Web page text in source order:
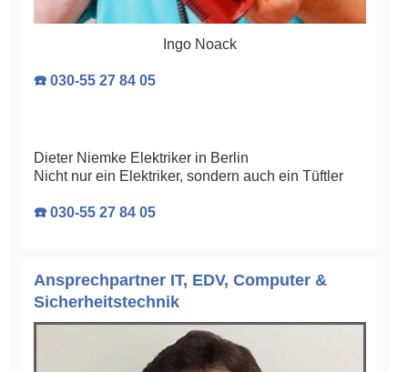
Ingo Noack
☎️ 030-55 27 84 05
Dieter Niemke Elektriker in Berlin
Nicht nur ein Elektriker, sondern auch ein Tüftler
☎️ 030-55 27 84 05
Ansprechpartner IT, EDV, Computer &
Sicherheitstechnik